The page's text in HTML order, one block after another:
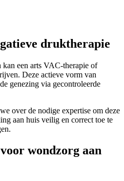
druktherapie
een arts VAC-therapie of
Deze actieve vorm van
genezing via gecontroleerde
over de nodige expertise om deze
aan huis veilig en correct toe te
wondzorg aan